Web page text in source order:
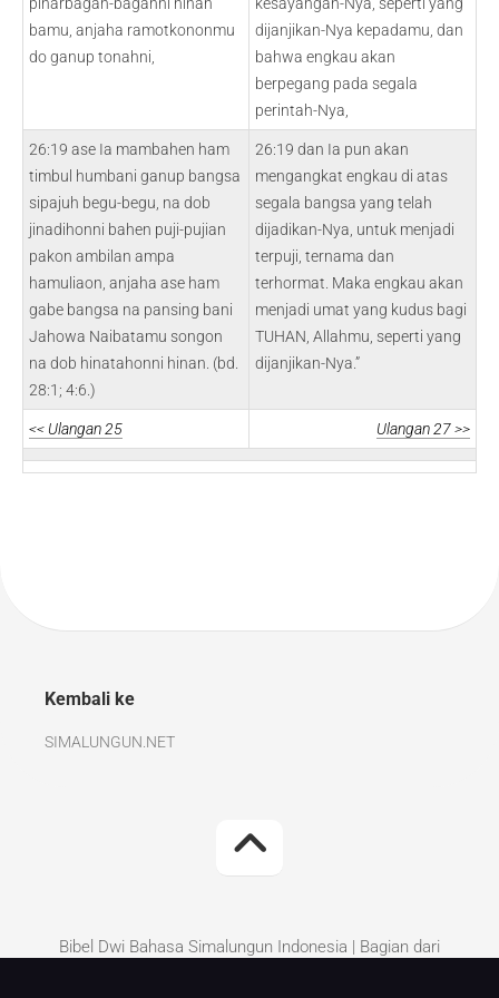
bamu, anjaha ramotkononmu
do ganup tonahni,
dijanjikan-Nya kepadamu, dan
bahwa engkau akan
berpegang pada segala
perintah-Nya,
26:19 ase Ia mambahen ham
timbul humbani ganup bangsa
sipajuh begu-begu, na dob
jinadihonni bahen puji-pujian
pakon ambilan ampa
hamuliaon, anjaha ase ham
gabe bangsa na pansing bani
Jahowa Naibatamu songon
na dob hinatahonni hinan. (bd.
28:1; 4:6.)
26:19 dan Ia pun akan
mengangkat engkau di atas
segala bangsa yang telah
dijadikan-Nya, untuk menjadi
terpuji, ternama dan
terhormat. Maka engkau akan
menjadi umat yang kudus bagi
TUHAN, Allahmu, seperti yang
dijanjikan-Nya.”
<< Ulangan 25 Ulangan 27 >>
Kembali ke
SIMALUNGUN.NET
Bibel Dwi Bahasa Simalungun Indonesia | Bagian dari